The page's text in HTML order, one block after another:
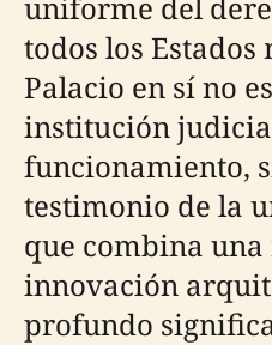
todos los
Palacio en sí no
institución
funcionamiento,
testimonio de la
que combina
innovación
profundo